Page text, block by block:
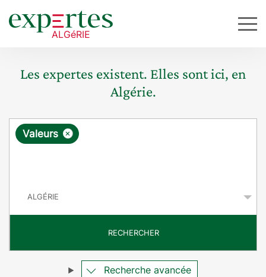
Les expertes existent. Elles sont ici, en
Algérie.
R
ê
e
×
Valeurs
RECHERCHER
Recherche avancée